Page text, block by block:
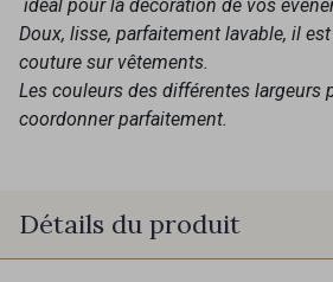
idéal pour la décoration de vos
Doux, lisse, parfaitement lavable, il
couture sur vêtements.
Les couleurs des différentes largeurs
coordonner parfaitement.
Détails du produit